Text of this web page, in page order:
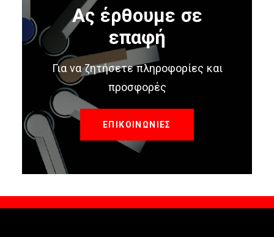
Ας έρθουμε σε
επαφή
Για να ζητήσετε πληροφορίες και
προσφορές
ΕΠΙΚΟΙΝΩΝΙΕΣ